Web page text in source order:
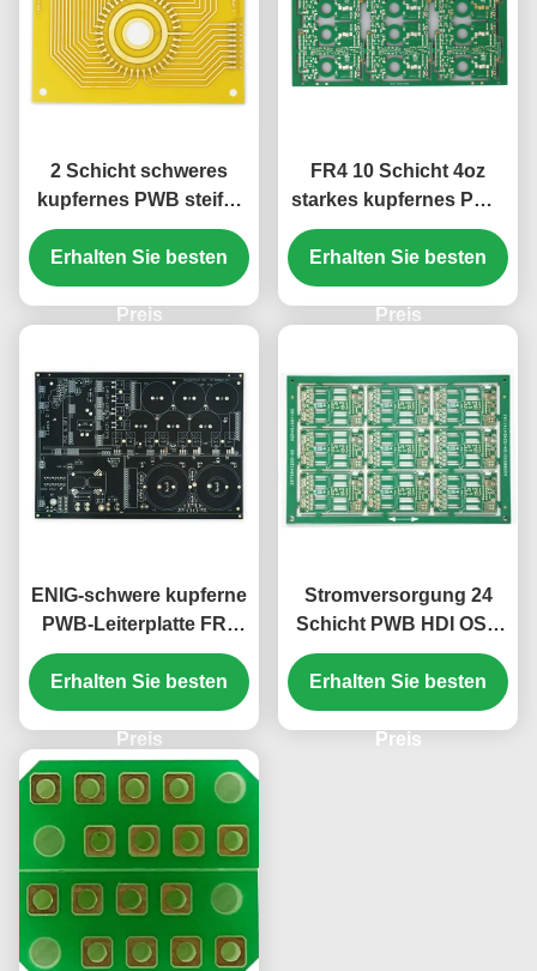
2 Schicht schweres
kupfernes PWB steifer
ENIG
200.03mm*145.06mm
PWB-FR4 4oz
Erhalten Sie besten
Preis
FR4 10 Schicht 4oz
starkes kupfernes PWB
für Stromversorgungs-
Produkte ENIG
Erhalten Sie besten
Preis
ENIG-schwere kupferne
PWB-Leiterplatte FR4
4oz Matte Black/Weiß
Erhalten Sie besten
Preis
Stromversorgung 24
Schicht PWB HDI OSP
begrub über/Vorhänge
über PWB 4oz
Erhalten Sie besten
Preis